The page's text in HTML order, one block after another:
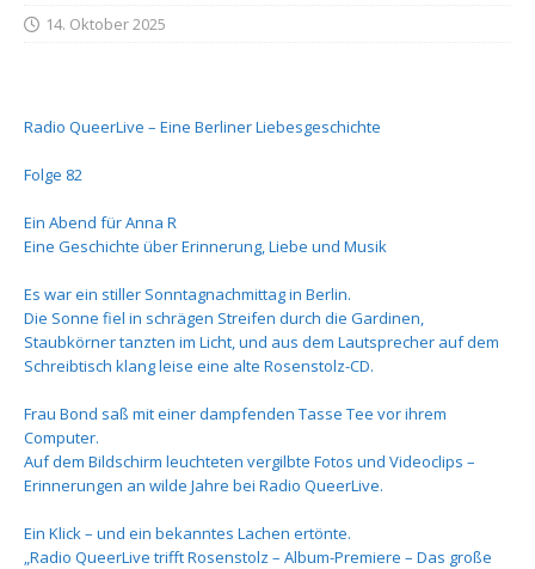
14. Oktober 2025
Radio QueerLive – Eine Berliner Liebesgeschichte
Folge 82
Ein Abend für Anna R
Eine Geschichte über Erinnerung, Liebe und Musik
Es war ein stiller Sonntagnachmittag in Berlin.
Die Sonne fiel in schrägen Streifen durch die Gardinen,
Staubkörner tanzten im Licht, und aus dem Lautsprecher auf dem
Schreibtisch klang leise eine alte Rosenstolz-CD.
Frau Bond saß mit einer dampfenden Tasse Tee vor ihrem
Computer.
Auf dem Bildschirm leuchteten vergilbte Fotos und Videoclips –
Erinnerungen an wilde Jahre bei Radio QueerLive.
Ein Klick – und ein bekanntes Lachen ertönte.
„Radio QueerLive trifft Rosenstolz – Album-Premiere – Das große